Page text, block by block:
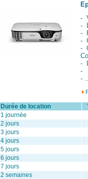
-
-
-
-
-
-
-
-
Durée de location
1 journée
2 jours
3 jours
4 jours
5 jours
6 jours
7 jours
2 semaines